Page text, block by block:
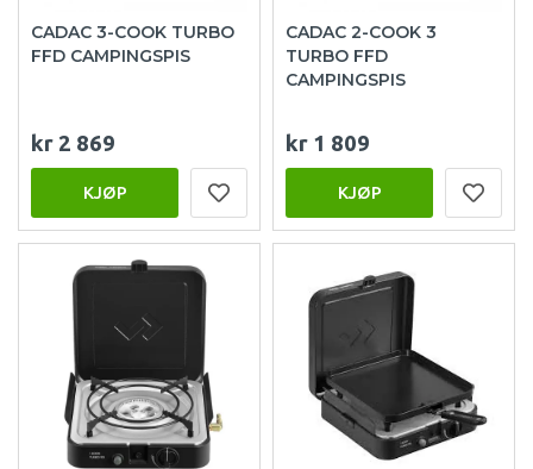
CADAC 3-COOK TURBO
FFD CAMPINGSPIS
kr 2 869
KJØP
CADAC 2-COOK 3
TURBO FFD
CAMPINGSPIS
kr 1 809
KJØP